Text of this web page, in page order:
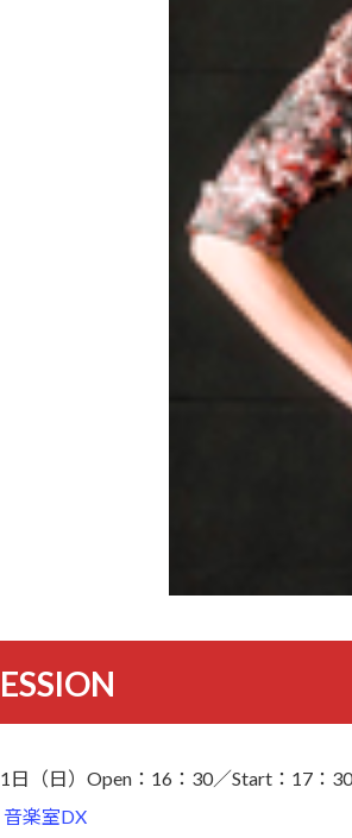
日（日）Open：16：30／Start：17：30
楽室DX